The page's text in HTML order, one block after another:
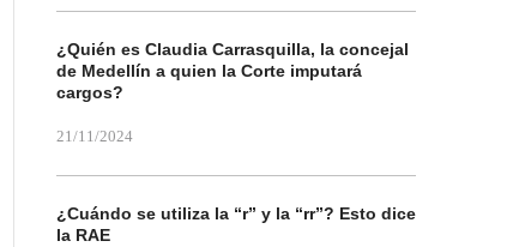
¿Quién es Claudia Carrasquilla, la concejal
de Medellín a quien la Corte imputará
cargos?
21/11/2024
¿Cuándo se utiliza la “r” y la “rr”? Esto dice
la RAE